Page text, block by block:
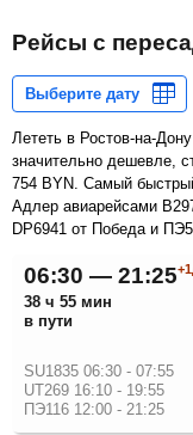
Рейсы с
Лететь в Ростов-на-Дону рейсом с пересадкой может быть
значительно дешевле,
754 BYN . Самый
Адлер авиарейсами
DP6941 от Победа и
06:30 — 21:25
38 ч 55 мин
в пути
SU1835 06:30 - 07:55
UT269 16:10 - 19:55
ПЭ116 12:00 - 21:25